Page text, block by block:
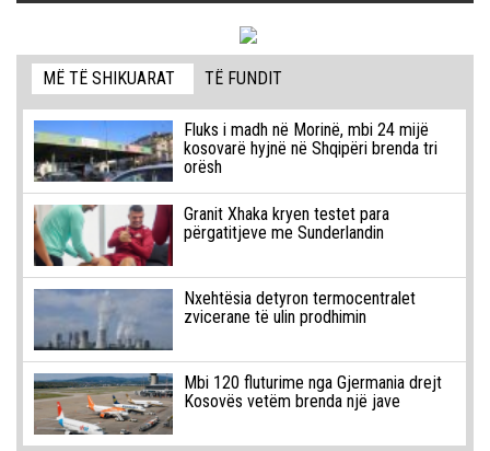
MË TË SHIKUARAT TË FUNDIT
Fluks i madh në Morinë, mbi 24 mijë
kosovarë hyjnë në Shqipëri brenda tri
orësh
Granit Xhaka kryen testet para
përgatitjeve me Sunderlandin
Nxehtësia detyron termocentralet
zvicerane të ulin prodhimin
Mbi 120 fluturime nga Gjermania drejt
Kosovës vetëm brenda një jave